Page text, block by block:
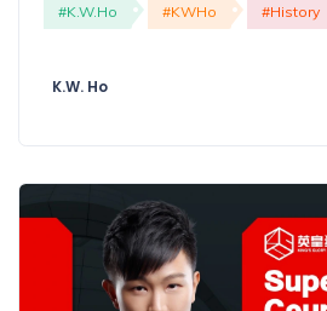
#K.W.Ho #KWHo #History
K.W. Ho